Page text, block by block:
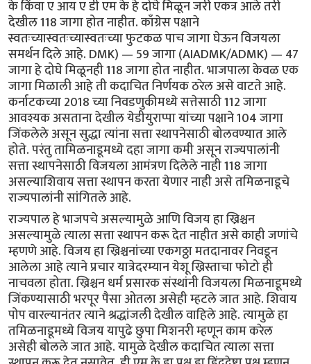
के किंवा ए आय ए डी एम के हे दोघे मिळून जरी एकत्र आले तरी
देखील 118 जागा होत नाहीत. काँग्रेस पक्षाने
स्वतःच्यास्वतःच्यास्वतःच्या फुटकळ पाच जागा घेऊन विजयला
समर्थन दिले आहे. DMK) — 59 जागा (AIADMK/ADMK) — 47
जागा हे दोघे मिळूनही 118 जागा होत नाहीत. भाजपाला केवळ एक
जागा मिळाली आहे ती कदाचित निर्णयक ठरेल असे वाटते आहे.
कर्नाटकच्या 2018 च्या निवडणुकीमध्ये सत्तेसाठी 112 जागा
आवश्यक असताना देखील येडीयुराप्पा यांच्या पक्षाने 104 जागा
जिंकलेले असून सुद्धा त्यांना सत्ता स्थापनेसाठी बोलवण्यात आले
होते. परंतु तामिळनाडूमध्ये दहा जागा कमी असून राज्यपालांनी
सत्ता स्थापनेसाठी विजयला आमंत्रण दिलेले नाही 118 जागा
असल्याशिवाय सत्ता स्थापन करता येणार नाही असे तमिळनाडूचे
राज्यपालांनी सांगितले आहे.
राज्यपाल हे भाजपचे असल्यामुळे आणि विजय हा ख्रिश्चन
असल्यामुळे त्याला सत्ता स्थापन करू देत नाहीत असे काही जणांचे
म्हणणे आहे. विजय हा ख्रिश्चनांच्या एकगठ्ठा मतदानावर निवडून
आलेला आहे त्याने प्रचार यात्रेदरम्यान येशू ख्रिस्ताचा फोटो ही
नाचवला होता. ख्रिश्चन धर्म प्रसारक संस्थांनी विजयला मिळनाडूमध्ये
जिंकण्यासाठी भरपूर पैसा ओतला असेही म्हटले जात आहे. शिवाय
पोप वारल्यानंतर त्याने श्रद्धांजली देखील वाहिले आहे. त्यामुळे हा
तमिळनाडूमध्ये विजय यापुढे छुपा मिशनरी म्हणून काम करेल
असेही बोलले जात आहे. यामुळे देखील कदाचित त्याला सत्ता